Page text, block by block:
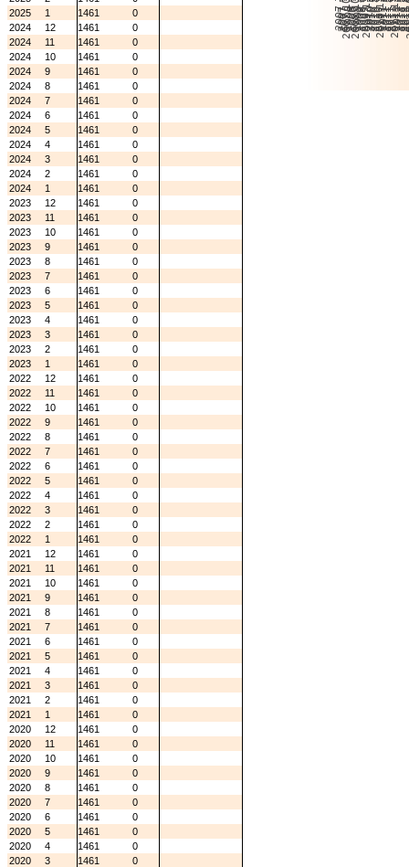
2025
1 1461
0
2024
12 1461
0
2024
11 1461
0
2024
10 1461
0
2024
9 1461
0
2024
8 1461
0
2024
7 1461
0
2024
6 1461
0
2024
5 1461
0
2024
4 1461
0
2024
3 1461
0
2024
2 1461
0
2024
1 1461
0
2023
12 1461
0
2023
11 1461
0
2023
10 1461
0
2023
9 1461
0
2023
8 1461
0
2023
7 1461
0
2023
6 1461
0
2023
5 1461
0
2023
4 1461
0
2023
3 1461
0
2023
2 1461
0
2023
1 1461
0
2022
12 1461
0
2022
11 1461
0
2022
10 1461
0
2022
9 1461
0
2022
8 1461
0
2022
7 1461
0
2022
6 1461
0
2022
5 1461
0
2022
4 1461
0
2022
3 1461
0
2022
2 1461
0
2022
1 1461
0
2021
12 1461
0
2021
11 1461
0
2021
10 1461
0
2021
9 1461
0
2021
8 1461
0
2021
7 1461
0
2021
6 1461
0
2021
5 1461
0
2021
4 1461
0
2021
3 1461
0
2021
2 1461
0
2021
1 1461
0
2020
12 1461
0
2020
11 1461
0
2020
10 1461
0
2020
9 1461
0
2020
8 1461
0
2020
7 1461
0
2020
6 1461
0
2020
5 1461
0
2020
4 1461
0
2020
3 1461
0